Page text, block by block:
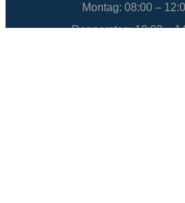
Montag: 08:00 –
Donnerstag: 10:00 –